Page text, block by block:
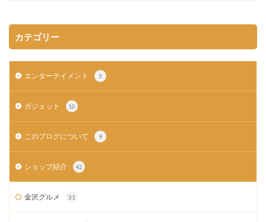
カテゴリー
エンターテイメント 5
ガジェット 10
このブログについて 9
ショップ紹介 42
金沢グルメ 31